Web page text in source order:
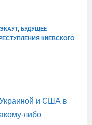
, БУДУЩЕЕ
КИЕВСКОГО
и США в
либо